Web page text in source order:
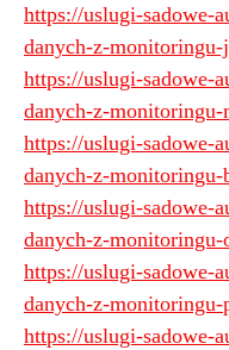
https://uslugi-sadowe-
danych-z-
https://uslugi-sadowe-
danych-z-
https://uslugi-sadowe-
danych-z-
https://uslugi-sadowe-
danych-z-
https://uslugi-sadowe-
danych-z-
https://uslugi-sadowe-